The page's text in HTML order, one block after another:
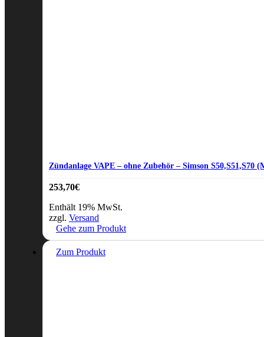
Zündanlage VAPE – ohne Zubehör – Simson S50,S51,S70
253,70€
Enthält 19% MwSt.
zzgl. Versand
Gehe zum Produkt
Zum Produkt